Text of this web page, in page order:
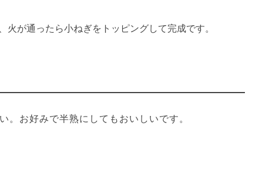
火が通ったら小ねぎをトッピングして完成です。
。お好みで半熟にしてもおいしいです。